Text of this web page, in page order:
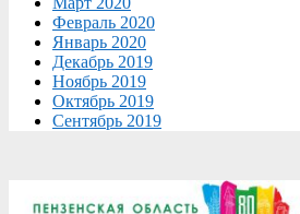
Февраль 2020
Январь 2020
Декабрь 2019
Ноябрь 2019
Октябрь 2019
Сентябрь 2019